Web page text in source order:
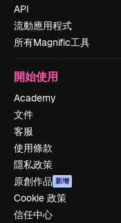
API
流動應用程式
所有Magnific工具
開始使用
Academy
文件
客服
使用條款
隱私政策
原創作品 新增
Cookie 政策
信任中心